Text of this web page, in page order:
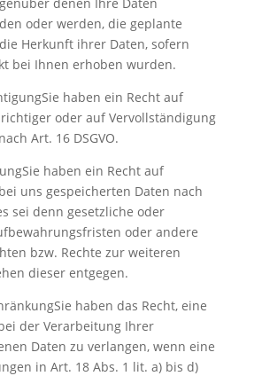
oder werden, die geplante
Herkunft ihrer Daten, sofern
bei Ihnen erhoben wurden.
haben ein Recht auf
oder auf Vervollständigung
Art. 16 DSGVO.
haben ein Recht auf
uns gespeicherten Daten nach
sei denn gesetzliche oder
oder andere
bzw. Rechte zur weiteren
dieser entgegen.
haben das Recht, eine
der Verarbeitung Ihrer
Daten zu verlangen, wenn eine
in Art. 18 Abs. 1 lit. a) bis d)